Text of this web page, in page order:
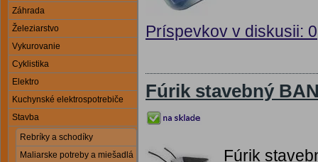
Záhrada
Železiarstvo
Vykurovanie
Cyklistika
Elektro
Kuchynské elektrospotrebiče
Stavba
Rebríky a schodíky
Maliarske potreby a miešadlá
Príspevkov v diskusii: 0
Fúrik stavebný
Fúrik